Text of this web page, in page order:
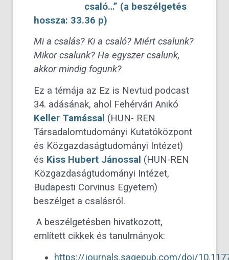
csaló…” (a beszélgetés
hossza: 33.36 p)
Mi a csalás? Ki a csaló? Miért csalunk?
Mikor csalunk? Ha egyszer csalunk,
akkor mindig fogunk?
Ez a témája az Ez is Nevtud podcast
34. adásának, ahol Fehérvári Anikó
Keller Tamással (HUN- REN
Társadalomtudományi Kutatóközpont
és Közgazdaságtudományi Intézet)
és Kiss Hubert Jánossal (HUN-REN
Közgazdaságtudományi Intézet,
Budapesti Corvinus Egyetem)
beszélget a csalásról.
A beszélgetésben hivatkozott,
említett cikkek és tanulmányok:
https://journals.sagepub.com/doi/